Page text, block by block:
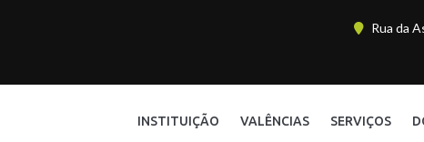
Rua da
INSTITUIÇÃO VALÊNCIAS SERVIÇOS